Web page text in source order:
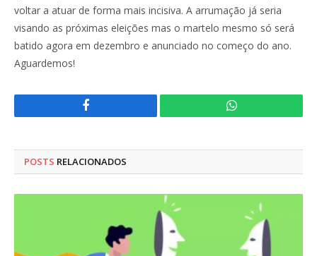
voltar a atuar de forma mais incisiva. A arrumação já seria
visando as próximas eleições mas o martelo mesmo só será
batido agora em dezembro e anunciado no começo do ano.
Aguardemos!
Facebook WhatsApp
POSTS RELACIONADOS